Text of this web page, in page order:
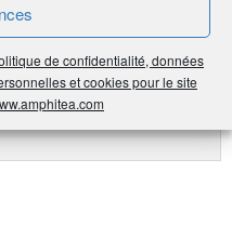
de confidentialité, données
et cookies pour le site